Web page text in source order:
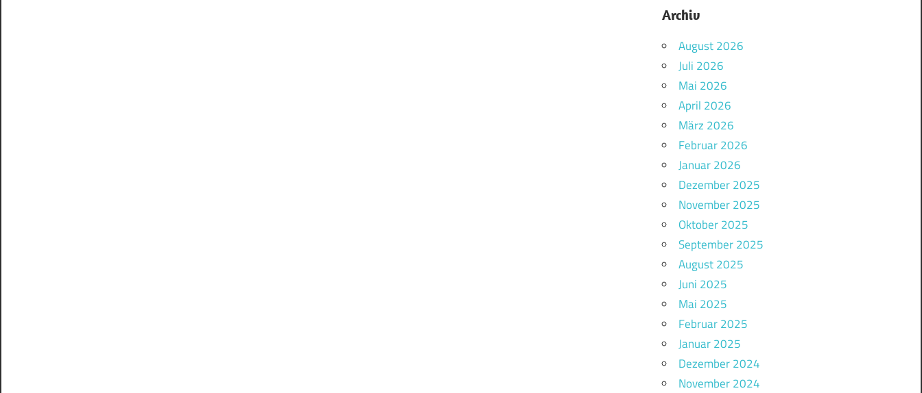
Archiv
August 2026
Juli 2026
Mai 2026
April 2026
März 2026
Februar 2026
Januar 2026
Dezember 2025
November 2025
Oktober 2025
September 2025
August 2025
Juni 2025
Mai 2025
Februar 2025
Januar 2025
Dezember 2024
November 2024